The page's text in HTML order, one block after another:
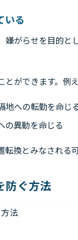
いる
嫌がらせを目的と
とができます。例
地への転勤を命じ
の異動を命じる
転換とみなされる
防ぐ方法